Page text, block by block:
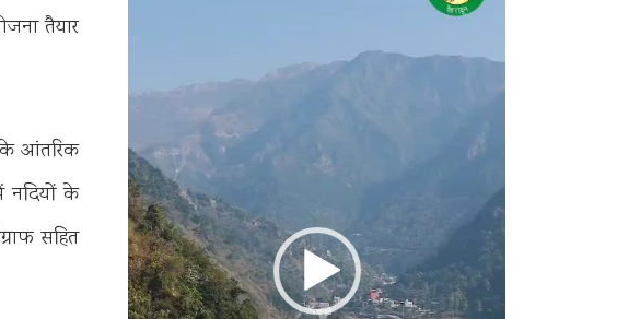
तैयार
के आंतरिक
नदियों के
सहित